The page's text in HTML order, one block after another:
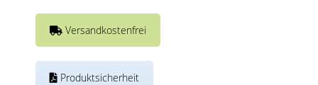
Versandkostenfrei
Produktsicherheit